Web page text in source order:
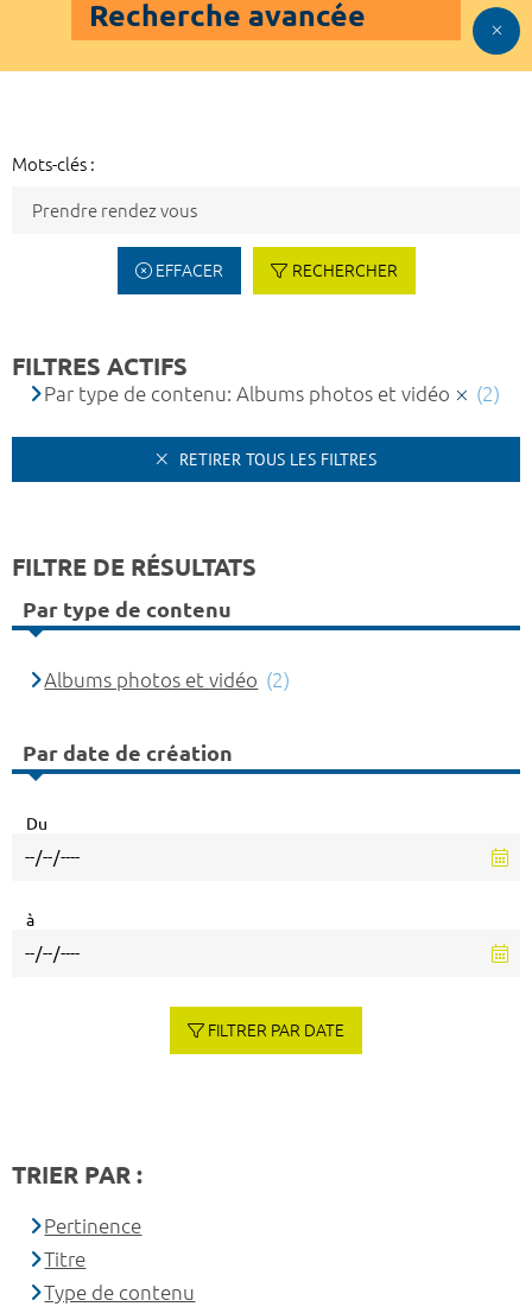
Recherche avancée
Mots-clés :
EFFACER RECHERCHER
FILTRES ACTIFS
Par type de contenu: Albums photos et vidéo (2)
RETIRER TOUS LES FILTRES
FILTRE DE RÉSULTATS
Par type de contenu
Albums photos et vidéo (2)
Par date de création
Du
à
FILTRER PAR DATE
TRIER PAR :
Pertinence
Titre
Type de contenu